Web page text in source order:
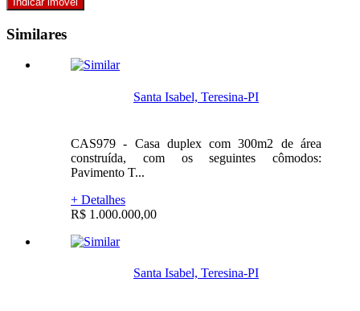
Similares
Santa Isabel, Teresina-PI
CAS979 - Casa duplex com 300m2 de área
construída, com os seguintes cômodos:
Pavimento T...
+ Detalhes
R$ 1.000.000,00
Santa Isabel, Teresina-PI